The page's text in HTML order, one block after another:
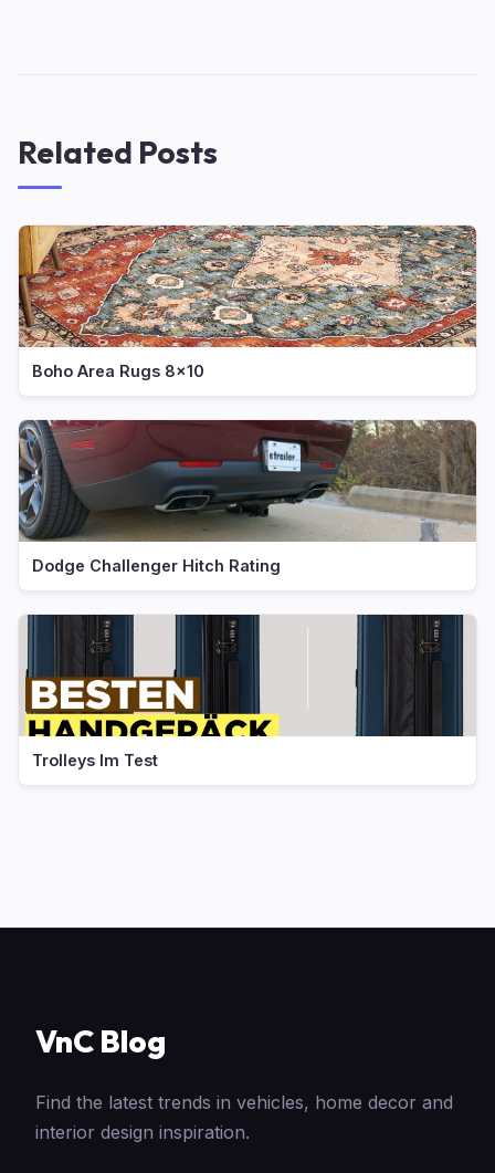
Related Posts
Boho Area Rugs 8x10
Dodge Challenger Hitch Rating
Trolleys Im Test
VnC Blog
Find the latest trends in vehicles, home decor and
interior design inspiration.